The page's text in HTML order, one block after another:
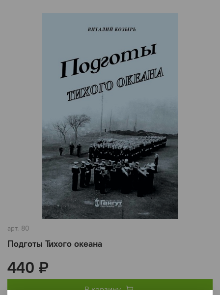
арт. 80
Подготы Тихого океана
440 ₽
В корзину